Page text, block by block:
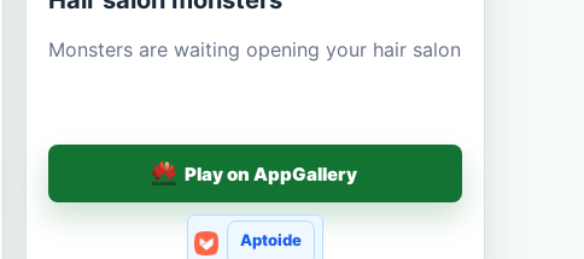
Monsters are waiting opening your hair salon
Play on AppGallery
Aptoide